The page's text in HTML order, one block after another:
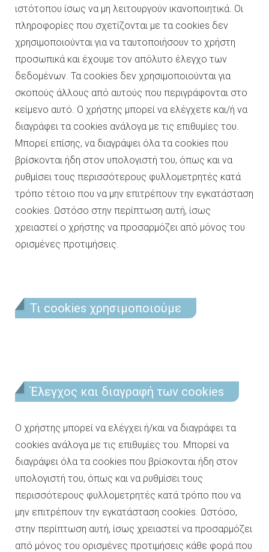
ιστότοπου ίσως να μη λειτουργούν ικανοποιητικά. Οι
πληροφορίες που σχετίζονται με τα cookies δεν
χρησιμοποιούνται για να ταυτοποιήσουν το χρήστη
προσωπικά και έχουμε τον απόλυτο έλεγχο των
δεδομένων. Τα cookies δεν χρησιμοποιούνται για
σκοπούς άλλους από αυτούς που περιγράφονται στο
κείμενο αυτό. Ο χρήστης μπορεί να ελέγχετε και/ή να
διαγράφει τα cookies ανάλογα με τις επιθυμίες του.
Μπορεί επίσης, να διαγράψει όλα τα cookies που
βρίσκονται ήδη στον υπολογιστή του, όπως και να
ρυθμίσει τους περισσότερους φυλλομετρητές κατά
τρόπο τέτοιο που να μην επιτρέπουν την εγκατάσταση
cookies. Ωστόσο στην περίπτωση αυτή, ίσως
χρειαστεί ο χρήστης να προσαρμόζει από μόνος του
ορισμένες προτιμήσεις.
Τι cookies χρησιμοποιούμε
Έλεγχος και διαγραφή των cookies
Ο χρήστης μπορεί να ελέγχει ή/και να διαγράφει τα
cookies ανάλογα με τις επιθυμίες του. Μπορεί να
διαγράψει όλα τα cookies που βρίσκονται ήδη στον
υπολογιστή του, όπως και να ρυθμίσει τους
περισσότερους φυλλομετρητές κατά τρόπο που να
μην επιτρέπουν την εγκατάσταση cookies. Ωστόσο,
στην περίπτωση αυτή, ίσως χρειαστεί να προσαρμόζει
από μόνος του ορισμένες προτιμήσεις κάθε φορά που